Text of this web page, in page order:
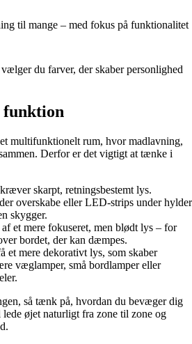
til mange – med fokus på funktionalitet
du farver, der skaber personlighed
funktion
multifunktionelt rum, hvor madlavning,
Derfor er det vigtigt at tænke i
kræver skarpt, retningsbestemt lys.
overskabe eller LED-strips under hylder
skygger.
et mere fokuseret, men blødt lys – for
bordet, der kan dæmpes.
et mere dekorativt lys, som skaber
væglamper, små bordlamper eller
så tænk på, hvordan du bevæger dig
lede øjet naturligt fra zone til zone og